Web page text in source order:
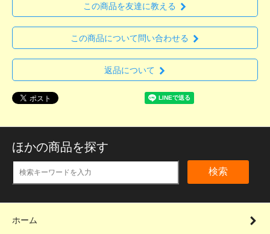
この商品を友達に教える
この商品について問い合わせる
返品について
ほかの商品を探す
検索
ホーム